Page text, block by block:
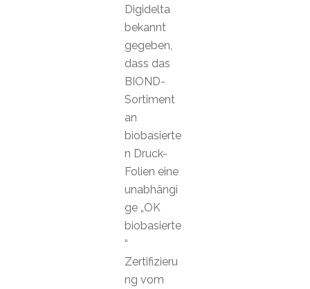
Digidelta
bekannt
gegeben,
dass das
BIOND-
Sortiment
an
biobasierte
n Druck-
Folien eine
unabhängi
ge „OK
biobasierte
“
Zertifizieru
ng vom